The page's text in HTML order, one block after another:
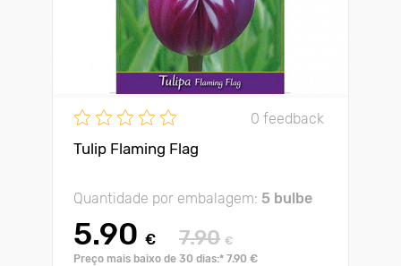
0 feedback
Tulip Flaming Flag
Quantidade por embalagem: 5 bulbe
5.90 € 7.90 €
Preço mais baixo de 30 dias:* 7.90 €